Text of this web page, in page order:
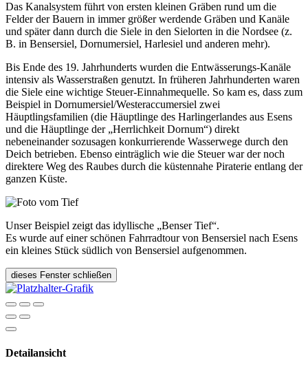
Das Kanalsystem führt von ersten kleinen Gräben rund um die
Felder der Bauern in immer größer werdende Gräben und Kanäle
und später dann durch die Siele in den Sielorten in die Nordsee (z.
B. in Bensersiel, Dornumersiel, Harlesiel und anderen mehr).
Bis Ende des 19. Jahrhunderts wurden die Entwässerungs-Kanäle
intensiv als Wasserstraßen genutzt. In früheren Jahrhunderten waren
die Siele eine wichtige Steuer-Einnahmequelle. So kam es, dass zum
Beispiel in Dornumersiel/Westeraccumersiel zwei
Häuptlingsfamilien (die Häuptlinge des Harlingerlandes aus Esens
und die Häuptlinge der „Herrlichkeit Dornum“) direkt
nebeneinander sozusagen konkurrierende Wasserwege durch den
Deich betrieben. Ebenso einträglich wie die Steuer war der noch
direktere Weg des Raubes durch die küstennahe Piraterie entlang der
ganzen Küste.
Unser Beispiel zeigt das idyllische „Benser Tief“.
Es wurde auf einer schönen Fahrradtour von Bensersiel nach Esens
ein kleines Stück südlich von Bensersiel aufgenommen.
dieses Fenster schließen
Detailansicht